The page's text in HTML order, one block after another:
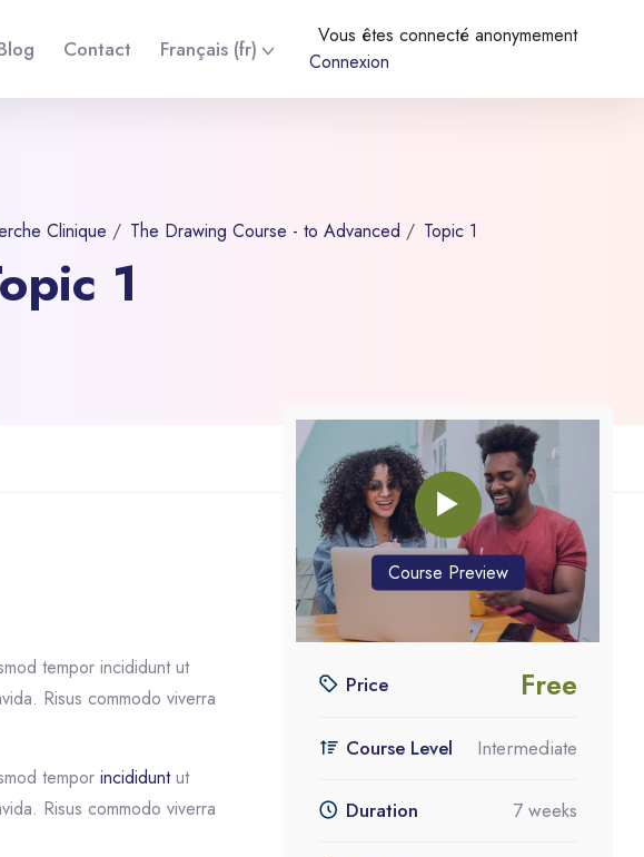
Contact Français ‎(fr)‎
Vous êtes connecté anonymement
Connexion
Clinique The Drawing Course - to Advanced Topic 1
1
tempor incididunt ut
Risus commodo viverra
tempor incididuntut
Risus commodo viverra
Blocs
Passer [eDash] Course Enrolment Custom
Course Preview
Price Free
Course Level Intermediate
Duration 7 weeks